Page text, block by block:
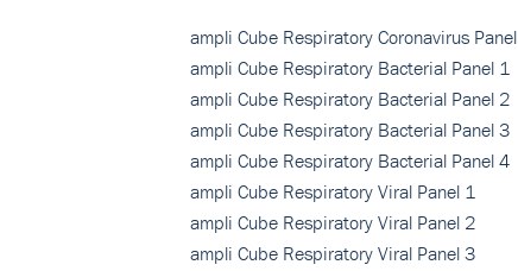
ampli Cube Respiratory Coronavirus Panel
ampli Cube Respiratory Bacterial Panel 1
ampli Cube Respiratory Bacterial Panel 2
ampli Cube Respiratory Bacterial Panel 3
ampli Cube Respiratory Bacterial Panel 4
ampli Cube Respiratory Viral Panel 1
ampli Cube Respiratory Viral Panel 2
ampli Cube Respiratory Viral Panel 3